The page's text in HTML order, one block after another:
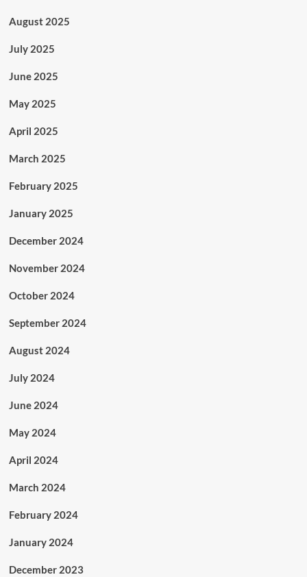
August 2025
July 2025
June 2025
May 2025
April 2025
March 2025
February 2025
January 2025
December 2024
November 2024
October 2024
September 2024
August 2024
July 2024
June 2024
May 2024
April 2024
March 2024
February 2024
January 2024
December 2023